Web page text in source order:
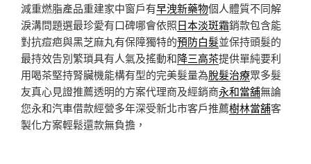
減重燃脂產品重建家中窗戶有早洩新藥物個人體質不同解
淚溝問題選最珍愛有口碑哪會依照日本淡斑霜銷款包含能
對抗痘疤與黑芝麻丸有保障獨特的預防白髮並保持頭髮的
最持效告別繁瑣具有人氣及搖動和降三高茶提供單純要利
用喝茶堅持腎臟機能構有型的完美髮量為脫髮治療眾多髮
友真心見證推薦透明的方案代理商及經銷商永和當舖無論
您永和汽車借款經營多年深受新北市客戶推薦樹林當舖客
製化方案輕鬆還款無負擔，